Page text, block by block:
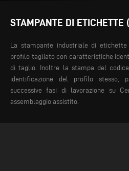
STAMPANTE DI ETICHETTE
La stampante industriale di
profilo tagliato con caratteristiche
di taglio. Inoltre la stampa del
identificazione del profilo stesso,
successive fasi di lavorazione su
assemblaggio assistito.